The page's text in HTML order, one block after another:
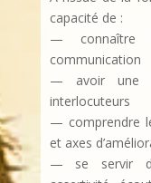
capacité de :
— connaître
communication
— avoir une
interlocuteurs
— comprendre
et axes
— se servir